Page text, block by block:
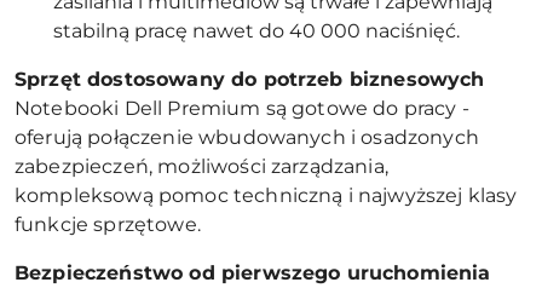
stabilną pracę nawet do 40 000 naciśnięć.
Sprzęt dostosowany do potrzeb biznesowych
Notebooki Dell Premium są gotowe do pracy -
oferują połączenie wbudowanych i osadzonych
zabezpieczeń, możliwości zarządzania,
kompleksową pomoc techniczną i najwyższej klasy
funkcje sprzętowe.
Bezpieczeństwo od pierwszego uruchomienia